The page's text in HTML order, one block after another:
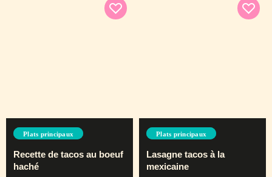
Plats principaux
Recette de tacos au boeuf
haché
Plats principaux
Lasagne tacos à la
mexicaine